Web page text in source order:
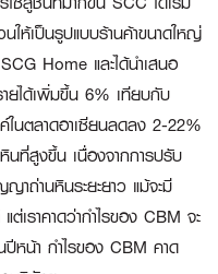
ให้เป็นรูปแบบร้านค้าขนาดใหญ่
Home และได้นำเสนอ
ยได้เพิ่มขึ้น 6% เทียบกับ
นตลาดอาเซียนลดลง 2-22%
นที่สูงขึ้น เนื่องจากการปรับ
าถ่านหินระยะยาว แม้จะมี
เราคาดว่ากำไรของ CBM จะ
หน้า กำไรของ CBM คาด